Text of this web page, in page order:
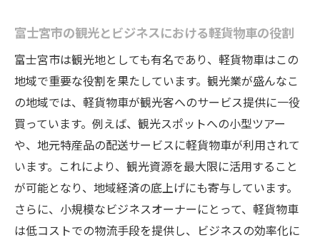
富士宮市における軽貨物利用の実態
地元住民が感じる改造軽貨物車の利便性
静岡県の地理的特性を活かした軽貨物車改造の
魅力
地形を考慮した改造デザインの提案
観光地に適した軽貨物車の機能性
山岳地域対応の特別改造技術
地元の特産品運搬に最適な改造事例
自然環境保護を考慮した改造アプローチ
富士宮市の観光とビジネスにおける軽貨物車の役割
富士宮市は観光地としても有名であり、軽貨物車はこの
地域で重要な役割を果たしています。観光業が盛んなこ
の地域では、軽貨物車が観光客へのサービス提供に一役
買っています。例えば、観光スポットへの小型ツアー
や、地元特産品の配送サービスに軽貨物車が利用されて
います。これにより、観光資源を最大限に活用すること
が可能となり、地域経済の底上げにも寄与しています。
さらに、小規模なビジネスオーナーにとって、軽貨物車
は低コストでの物流手段を提供し、ビジネスの効率化に